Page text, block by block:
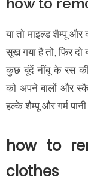
या तो माइल्ड शैम्पू और
सूख गया है तो, फिर
कुछ बूंदें नींबू के रस की
को अपने बालों और
हल्के शैम्पू और गर्म
how to
clothes